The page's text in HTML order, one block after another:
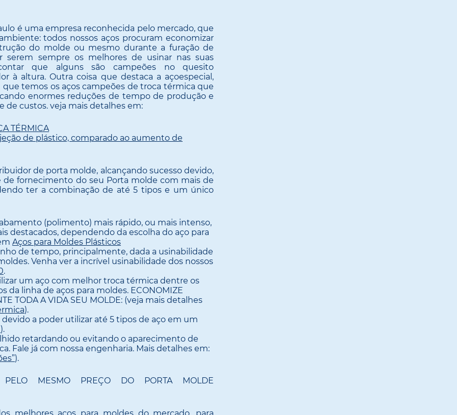
é uma empresa reconhecida pelo mercado, que
todos nossos aços procuram economizar
do molde ou mesmo durante a furação de
serem sempre os melhores de usinar nas suas
que alguns são campeões no quesito
à altura. Outra coisa que destaca a açoespecial,
temos os aços campeões de troca térmica que
enormes reduções de tempo de produção e
custos. veja mais detalhes em:
TÉRMICA
de plástico, comparado ao aumento de
de porta molde, alcançando sucesso devido,
fornecimento do seu Porta molde com mais de
ter a combinação de até 5 tipos e um único
(polimento) mais rápido, ou mais intenso,
destacados, dependendo da escolha do aço para
Aços para Moldes Plásticos
de tempo, principalmente, dada a usinabilidade
Venha ver a incrível usinabilidade dos nossos
.
um aço com melhor troca térmica dentre os
da linha de aços para moldes. ECONOMIZE
TODA A VIDA SEU MOLDE: (veja mais detalhes
).
a poder utilizar até 5 tipos de aço em um
).
retardando ou evitando o aparecimento de
Fale já com nossa engenharia. Mais detalhes em:
).
PELO MESMO PREÇO DO PORTA MOLDE